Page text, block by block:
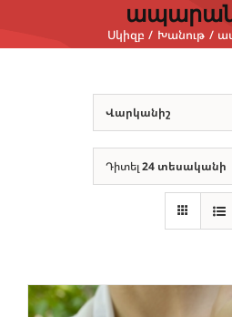
Սկիզբ Խանութ
Վարկանիշ
Դիտել24 տեսականի